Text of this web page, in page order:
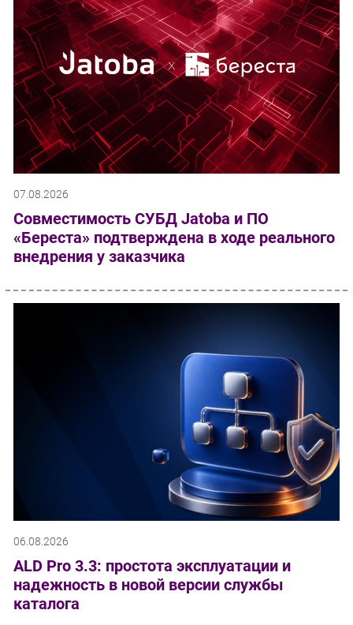
07.08.2026
Совместимость СУБД Jatoba и ПО
«Береста» подтверждена в ходе реального
внедрения у заказчика
06.08.2026
ALD Pro 3.3: простота эксплуатации и
надежность в новой версии службы
каталога